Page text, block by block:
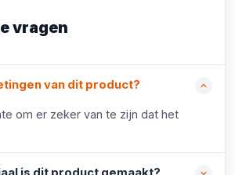
vragen
van dit product?
om er zeker van te zijn dat het